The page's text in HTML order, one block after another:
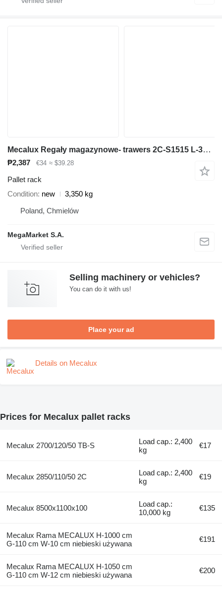
Mecalux Regały magazynowe- trawers 2C-S1515 L-360 cm 15x5 cm nowy
₱2,387 €34 ≈ $39.28
Pallet rack
Condition new
3,350 kg
Poland, Chmielów
MegaMarket S.A.
Selling machinery or vehicles?
You can do it with us!
Place your ad
Details on Mecalux
Prices for Mecalux pallet racks
Mecalux 2700/120/50 TB-S
Load cap.: 2,400
kg
€17
Mecalux 2850/110/50 2C
Load cap.: 2,400
kg
€19
Mecalux 8500x1100x100
Load cap.:
10,000 kg
€135
Mecalux Rama MECALUX H-1000 cm
G-110 cm W-10 cm niebieski używana
€191
Mecalux Rama MECALUX H-1050 cm
G-110 cm W-12 cm niebieski używana
€200